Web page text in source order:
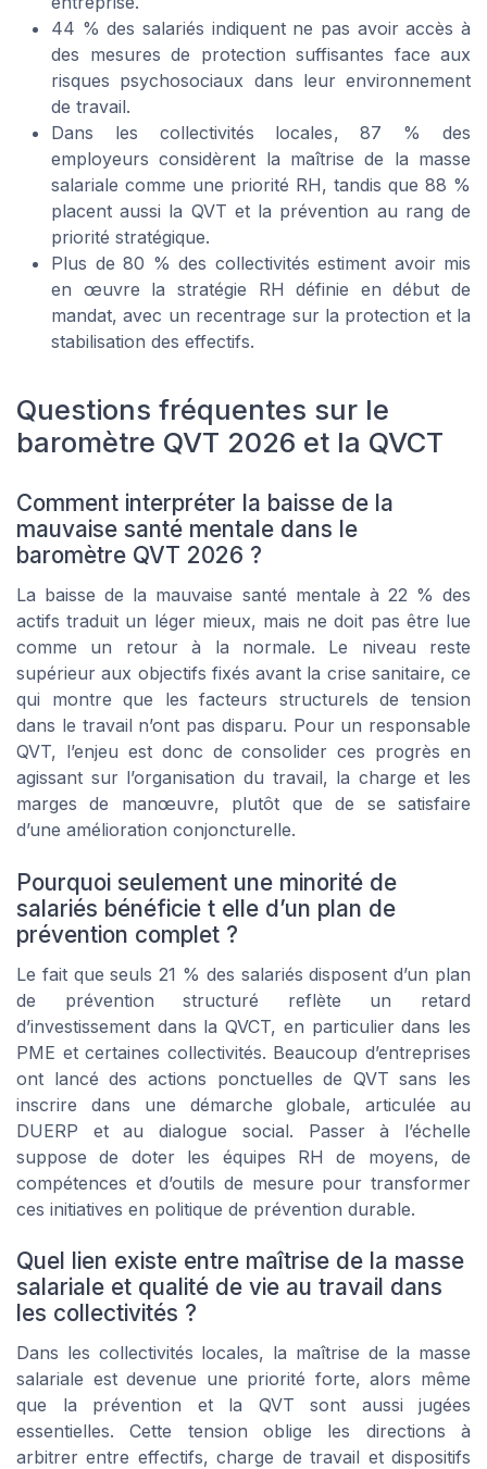
44 % des salariés indiquent ne pas avoir accès à
des mesures de protection suffisantes face aux
risques psychosociaux dans leur environnement
de travail.
Dans les collectivités locales, 87 % des
employeurs considèrent la maîtrise de la masse
salariale comme une priorité RH, tandis que 88 %
placent aussi la QVT et la prévention au rang de
priorité stratégique.
Plus de 80 % des collectivités estiment avoir mis
en œuvre la stratégie RH définie en début de
mandat, avec un recentrage sur la protection et la
stabilisation des effectifs.
Questions fréquentes sur le
baromètre QVT 2026 et la QVCT
Comment interpréter la baisse de la
mauvaise santé mentale dans le
baromètre QVT 2026 ?
La baisse de la mauvaise santé mentale à 22 % des
actifs traduit un léger mieux, mais ne doit pas être lue
comme un retour à la normale. Le niveau reste
supérieur aux objectifs fixés avant la crise sanitaire, ce
qui montre que les facteurs structurels de tension
dans le travail n’ont pas disparu. Pour un responsable
QVT, l’enjeu est donc de consolider ces progrès en
agissant sur l’organisation du travail, la charge et les
marges de manœuvre, plutôt que de se satisfaire
d’une amélioration conjoncturelle.
Pourquoi seulement une minorité de
salariés bénéficie t elle d’un plan de
prévention complet ?
Le fait que seuls 21 % des salariés disposent d’un plan
de prévention structuré reflète un retard
d’investissement dans la QVCT, en particulier dans les
PME et certaines collectivités. Beaucoup d’entreprises
ont lancé des actions ponctuelles de QVT sans les
inscrire dans une démarche globale, articulée au
DUERP et au dialogue social. Passer à l’échelle
suppose de doter les équipes RH de moyens, de
compétences et d’outils de mesure pour transformer
ces initiatives en politique de prévention durable.
Quel lien existe entre maîtrise de la masse
salariale et qualité de vie au travail dans
les collectivités ?
Dans les collectivités locales, la maîtrise de la masse
salariale est devenue une priorité forte, alors même
que la prévention et la QVT sont aussi jugées
essentielles. Cette tension oblige les directions à
arbitrer entre effectifs, charge de travail et dispositifs